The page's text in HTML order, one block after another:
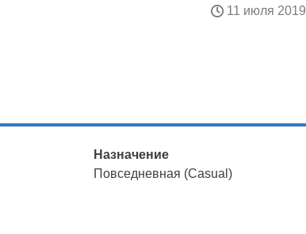
11 июля 2019
Назначение
Повседневная (Casual)